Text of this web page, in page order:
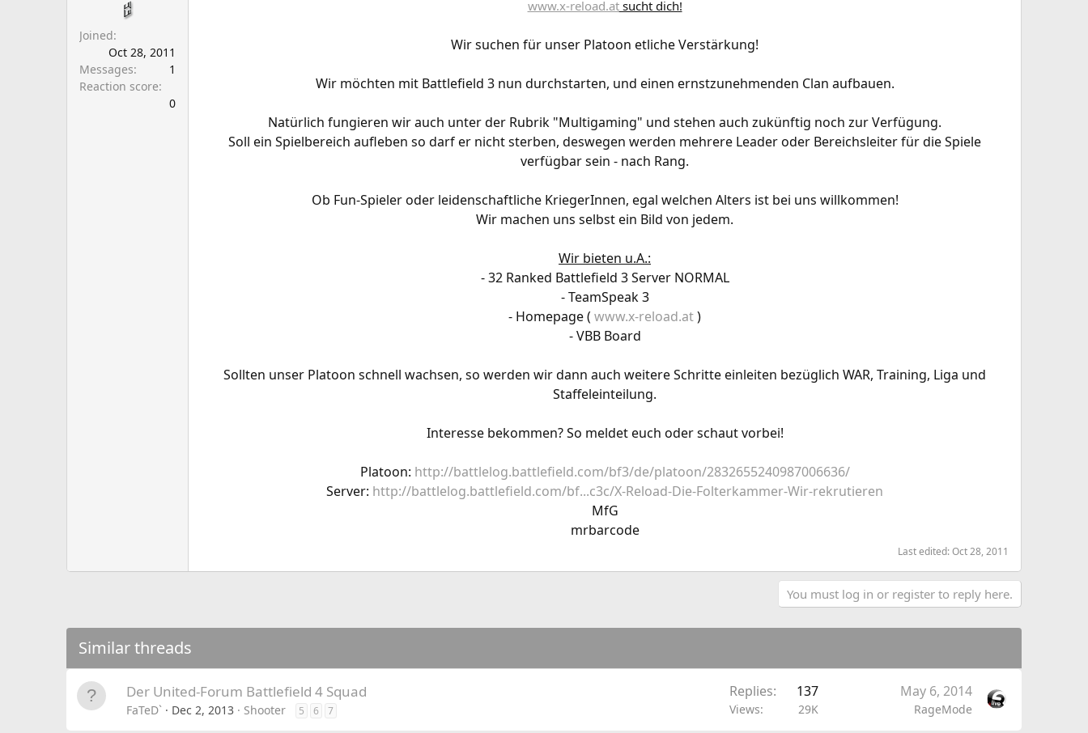
t
r
Joined
Oct 28, 2011
Messages
1
Reaction score
0
www.x-reload.atsucht dich!
Wir suchen für unser Platoon etliche Verstärkung!
Wir möchten mit Battlefield 3 nun durchstarten, und einen ernstzunehmenden Clan aufbauen.
Natürlich fungieren wir auch unter der Rubrik "Multigaming" und stehen auch zukünftig noch zur Verfügung.
Soll ein Spielbereich aufleben so darf er nicht sterben, deswegen werden mehrere Leader oder Bereichsleiter für die Spiele
verfügbar sein - nach Rang.
Ob Fun-Spieler oder leidenschaftliche KriegerInnen, egal welchen Alters ist bei uns willkommen!
Wir machen uns selbst ein Bild von jedem.
Wir bieten u.A.:
- 32 Ranked Battlefield 3 Server NORMAL
- TeamSpeak 3
- Homepage ( www.x-reload.at)
- VBB Board
Sollten unser Platoon schnell wachsen, so werden wir dann auch weitere Schritte einleiten bezüglich WAR, Training, Liga und
Staffeleinteilung.
Interesse bekommen? So meldet euch oder schaut vorbei!
Platoon: http://battlelog.battlefield.com/bf3/de/platoon/2832655240987006636/
Server: http://battlelog.battlefield.com/bf...c3c/X-Reload-Die-Folterkammer-Wir-rekrutieren
MfG
mrbarcode​
Last edited:Oct 28, 2011
You must log in or register to reply here.
Similar threads
Der United-Forum Battlefield 4 Squad
FaTeD` Dec 2, 2013 Shooter 5 6 7
Replies 137
Views 29K
May 6, 2014
RageMode